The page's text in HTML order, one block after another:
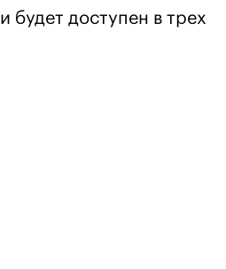
и будет доступен в трех